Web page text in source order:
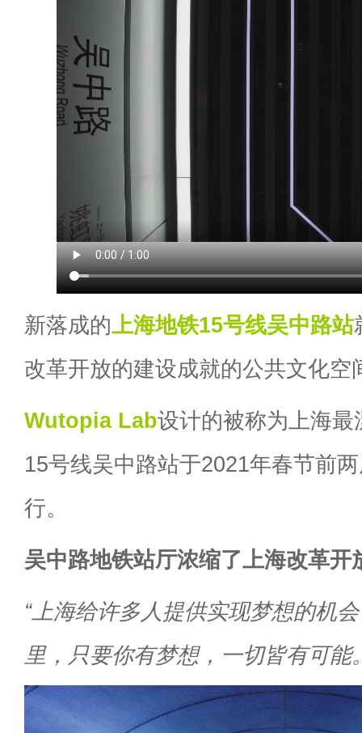
新落成的上海地铁15号线吴中路站
改革开放的建设成就的公共文化空
Wutopia Lab设计的被称为上海
15号线吴中路站于2021年春节前
行。
吴中路地铁站厅浓缩了上海改革开
“上海给许多人提供实现梦想的机
里，只要你有梦想，一切皆有可能